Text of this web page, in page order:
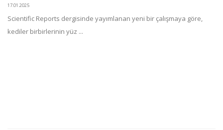
17.01.2025
Scientific Reports dergisinde yayımlanan yeni bir çalışmaya göre,
kediler birbirlerinin yüz ...